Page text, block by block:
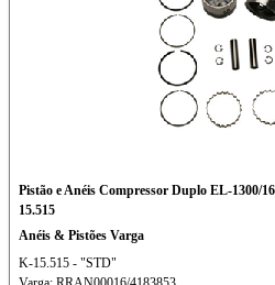
Pistão e Anéis Compressor Duplo EL-1300/
15.515
Anéis & Pistões Varga
K-15.515 - "STD"